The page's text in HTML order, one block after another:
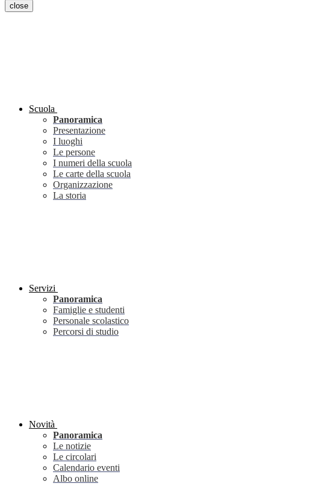
close
Scuola
Panoramica
Presentazione
I luoghi
Le persone
I numeri della scuola
Le carte della scuola
Organizzazione
La storia
Servizi
Panoramica
Famiglie e studenti
Personale scolastico
Percorsi di studio
Novità
Panoramica
Le notizie
Le circolari
Calendario eventi
Albo online